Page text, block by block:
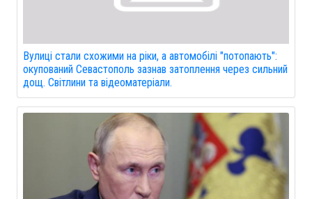
Вулиці стали схожими на ріки, а автомобілі "потопають":
окупований Севастополь зазнав затоплення через сильний
дощ. Світлини та відеоматеріали.